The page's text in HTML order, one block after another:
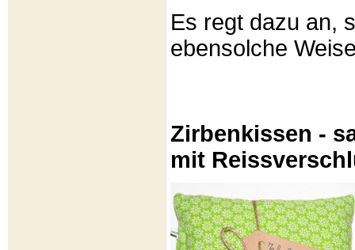
Es regt dazu an,
ebensolche
Zirbenkissen -
mit